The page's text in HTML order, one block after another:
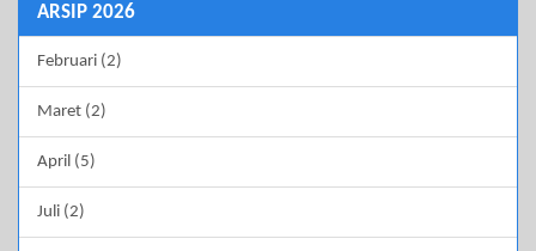
ARSIP 2026
Februari (2)
Maret (2)
April (5)
Juli (2)